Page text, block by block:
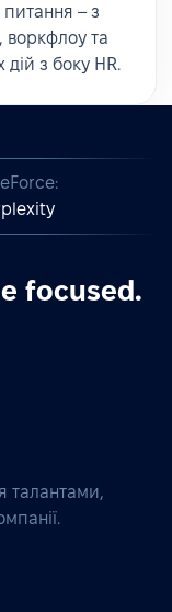
– з
та
з боку HR.
focused.
талантами,